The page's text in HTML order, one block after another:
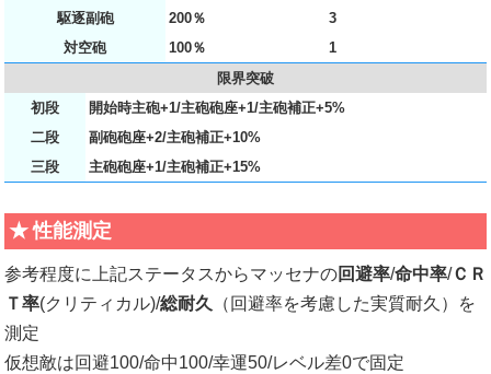
駆逐副砲
200％
3
対空砲
100％
1
限界突破
初段
開始時主砲+1/主砲砲座+1/主砲補正+5%
二段
副砲砲座+2/主砲補正+10%
三段
主砲砲座+1/主砲補正+15%
性能測定
参考程度に上記ステータスからマッセナの回避率/命中率/ＣＲ
Ｔ率(クリティカル)/総耐久
（回避率を考慮した実質耐久）を
測定
仮想敵は回避100/命中100/幸運50/レベル差0で固定